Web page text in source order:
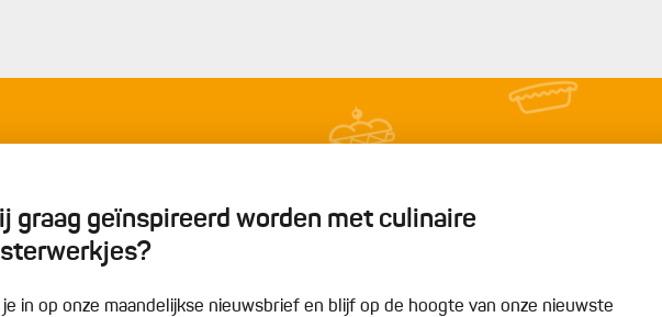
graag geïnspireerd worden met culinaire
in op onze maandelijkse nieuwsbrief en blijf op de hoogte van onze nieuwste